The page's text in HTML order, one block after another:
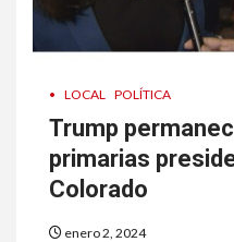
• LOCAL POLÍTICA
Trump
primarias
Colorado
enero 2, 2024
•
Más
EEUU
8